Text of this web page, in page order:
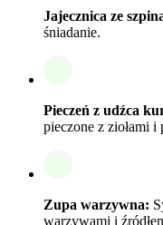
Jajecznica ze
śniadanie.
Pieczeń z udźca
pieczone z ziołami i
Zupa warzywna:
warzywami i